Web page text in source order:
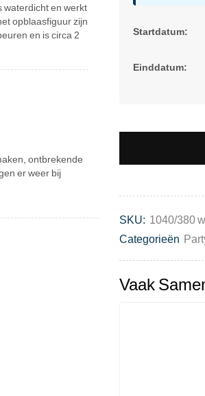
waterdicht en werkt
opblaasfiguur zijn
en is circa 2
ontbrekende
er weer bij
Startdatum:
Einddatum:
SKU: 1040/380
Categorieën
Vaak